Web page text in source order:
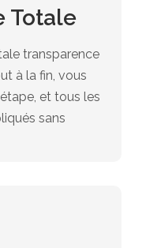
Totale
transparence
à la fin, vous
et tous les
sans